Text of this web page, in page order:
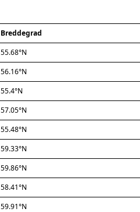
Breddegrad
55.68°N
56.16°N
55.4°N
57.05°N
55.48°N
59.33°N
59.86°N
58.41°N
59.91°N